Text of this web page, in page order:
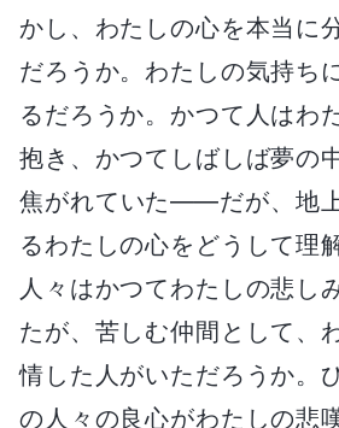
かし、わたしの心を本当に
だろうか。わたしの気持ち
るだろうか。かつて人はわ
抱き、かつてしばしば夢の
焦がれていた――だが、地
るわたしの心をどうして理
人々はかつてわたしの悲し
たが、苦しむ仲間として、
情した人がいただろうか。
の人々の良心がわたしの悲